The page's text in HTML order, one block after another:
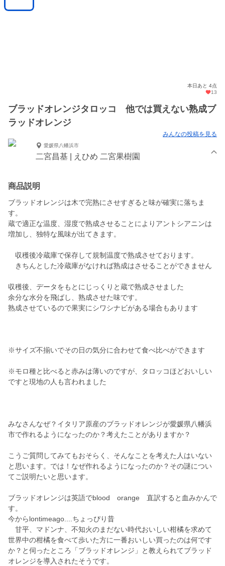
本日あと 4点
13
ブラッドオレンジタロッコ 他では買えない熟成ブ
ラッドオレンジ
みんなの投稿を見る
愛媛県八幡浜市
二宮昌基 | えひめ 二宮果樹園
商品説明
ブラッドオレンジは木で完熟にさせすぎると味が確実に落ちま
す。
蔵で適正な温度、湿度で熟成させることによりアントシアニンは
増加し、独特な風味が出てきます。
収穫後冷蔵庫で保存して規制温度で熟成させております。
きちんとした冷蔵庫がなければ熟成はさせることができません
収穫後、データをもとにじっくりと蔵で熟成させました
余分な水分を飛ばし、熟成させた味です。
熟成させているので果実にシワシナビがある場合もあります
※サイズ不揃いでその日の気分に合わせて食べ比べができます
※モロ種と比べると赤みは薄いのですが、タロッコほどおいしい
ですと現地の人も言われました
みなさんなぜ？イタリア原産のブラッドオレンジが愛媛県八幡浜
市で作れるようになったのか？考えたことがありますか？
こうご質問してみてもおそらく、そんなことを考えた人はいない
と思います。では！なぜ作れるようになったのか？その謎につい
てご説明たいと思います。
ブラッドオレンジは英語でblood orange 直訳すると血みかんで
す。
今からlontimeago....ちょっぴり昔
甘平、マドンナ、不知火のまだない時代おいしい柑橘を求めて
世界中の柑橘を食べて歩いた方に一番おいしい買ったのは何です
か？と伺ったところ「ブラッドオレンジ」と教えられてブラッド
オレンジを導入されたそうです。